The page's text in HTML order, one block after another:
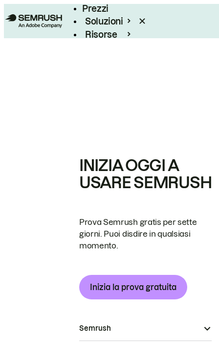
Prezzi
Soluzioni
Risorse
INIZIA OGGI A
USARE SEMRUSH
Prova Semrush gratis per sette
giorni. Puoi disdire in qualsiasi
momento.
Inizia la prova gratuita
Semrush